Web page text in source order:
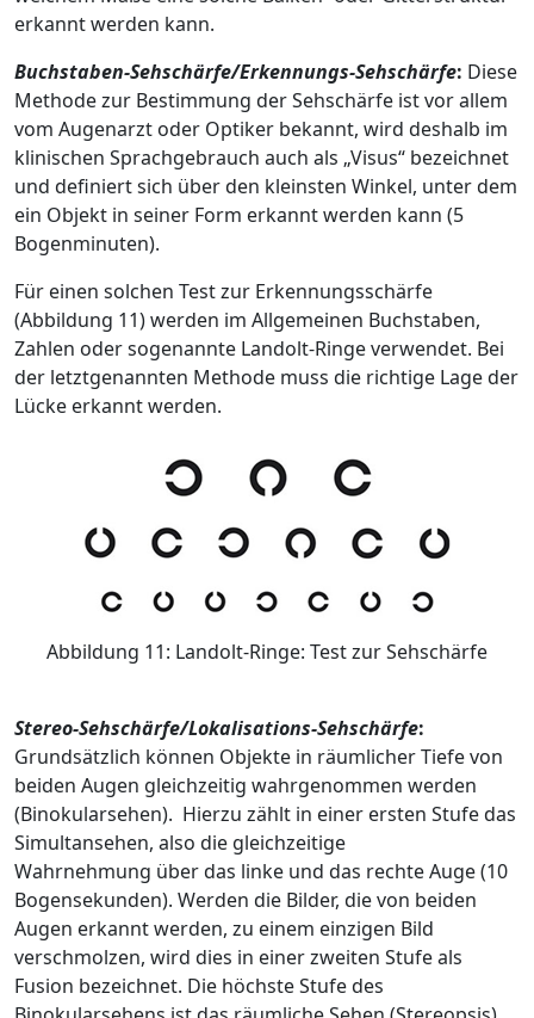
erkannt werden kann.
Buchstaben-Sehschärfe/Erkennungs-Sehschärfe: Diese
Methode zur Bestimmung der Sehschärfe ist vor allem
vom Augenarzt oder Optiker bekannt, wird deshalb im
klinischen Sprachgebrauch auch als „Visus“ bezeichnet
und definiert sich über den kleinsten Winkel, unter dem
ein Objekt in seiner Form erkannt werden kann (5
Bogenminuten).
Für einen solchen Test zur Erkennungsschärfe
(Abbildung 11) werden im Allgemeinen Buchstaben,
Zahlen oder sogenannte Landolt-Ringe verwendet. Bei
der letztgenannten Methode muss die richtige Lage der
Lücke erkannt werden.
Abbildung 11: Landolt-Ringe: Test zur Sehschärfe
Stereo-Sehschärfe/Lokalisations-Sehschärfe:
Grundsätzlich können Objekte in räumlicher Tiefe von
beiden Augen gleichzeitig wahrgenommen werden
(Binokularsehen). Hierzu zählt in einer ersten Stufe das
Simultansehen, also die gleichzeitige
Wahrnehmung über das linke und das rechte Auge (10
Bogensekunden). Werden die Bilder, die von beiden
Augen erkannt werden, zu einem einzigen Bild
verschmolzen, wird dies in einer zweiten Stufe als
Fusion bezeichnet. Die höchste Stufe des